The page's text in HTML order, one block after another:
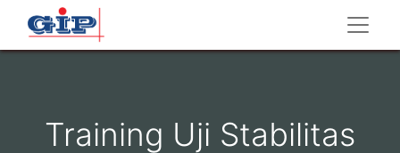
Training Uji Stabilitas